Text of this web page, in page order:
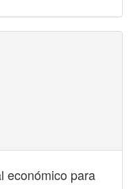
económico para